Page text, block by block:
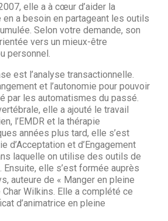
elle a à cœur d’aider la
a besoin en partageant les outils
Selon votre demande, son
vers un mieux-être
personnel.
est l’analyse transactionnelle.
et l’autonomie pour pouvoir
par les automatismes du passé.
elle a ajouté le travail
l’EMDR et la thérapie
années plus tard, elle s’est
d’Acceptation et d’Engagement
laquelle on utilise des outils de
Ensuite, elle s’est formée auprès
auteure de « Manger en pleine
Wilkins. Elle a complété ce
d’animatrice en pleine